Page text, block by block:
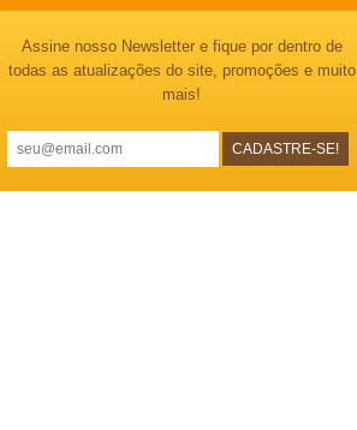
Assine nosso Newsletter e fique por dentro de
todas as atualizações do site, promoções e muito
mais!